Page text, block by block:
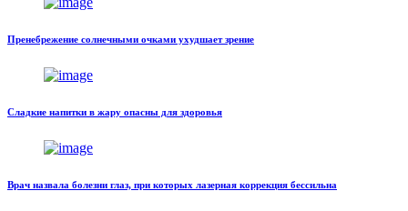
Пренебрежение солнечными очками ухудшает зрение
Сладкие напитки в жару опасны для здоровья
Врач назвала болезни глаз, при которых лазерная коррекция бессильна